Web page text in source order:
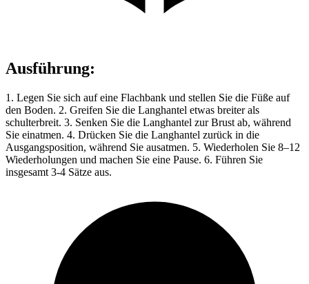
Ausführung:
1. Legen Sie sich auf eine Flachbank und stellen Sie die Füße auf
den Boden. 2. Greifen Sie die Langhantel etwas breiter als
schulterbreit. 3. Senken Sie die Langhantel zur Brust ab, während
Sie einatmen. 4. Drücken Sie die Langhantel zurück in die
Ausgangsposition, während Sie ausatmen. 5. Wiederholen Sie 8–12
Wiederholungen und machen Sie eine Pause. 6. Führen Sie
insgesamt 3-4 Sätze aus.